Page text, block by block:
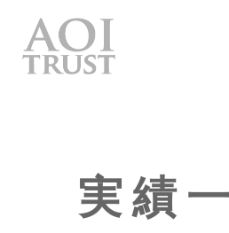
実績